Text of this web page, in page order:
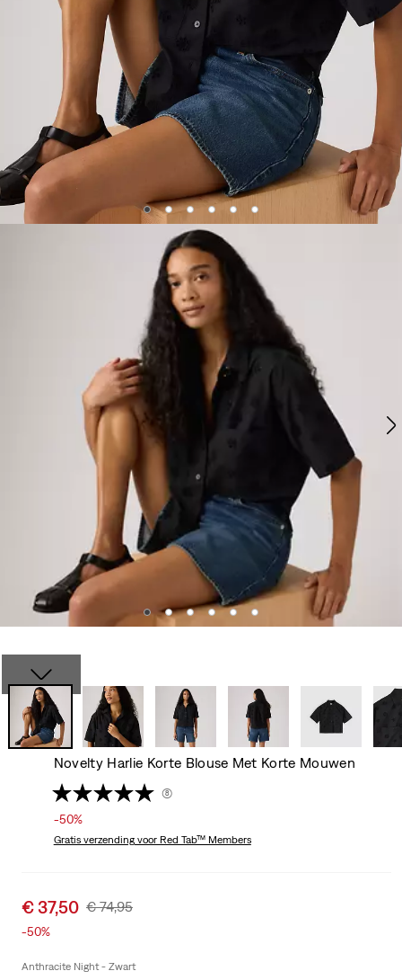
Novelty Harlie Korte Blouse Met Korte Mouwen
(8)
-50%
Gratis verzendingvoor Red Tab™ Members
Sale
price
€ 37,50 Original
€ 74,95
-50%
Anthracite Night - Zwart